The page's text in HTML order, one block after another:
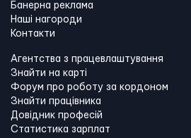
Банерна реклама
Наші нагороди
Контакти
Агентства з працевлаштування
Знайти на карті
Форум про роботу за кордоном
Знайти працівника
Довідник професій
Статистика зарплат